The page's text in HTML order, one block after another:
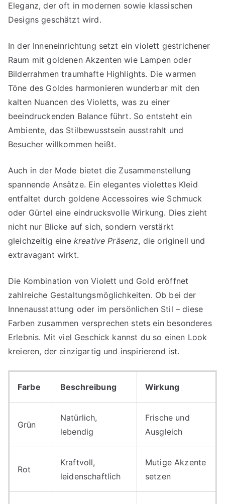
Eleganz, der oft in modernen sowie klassischen
Designs geschätzt wird.
In der Inneneinrichtung setzt ein violett gestrichener
Raum mit goldenen Akzenten wie Lampen oder
Bilderrahmen traumhafte Highlights. Die warmen
Töne des Goldes harmonieren wunderbar mit den
kalten Nuancen des Violetts, was zu einer
beeindruckenden Balance führt. So entsteht ein
Ambiente, das Stilbewusstsein ausstrahlt und
Besucher willkommen heißt.
Auch in der Mode bietet die Zusammenstellung
spannende Ansätze. Ein elegantes violettes Kleid
entfaltet durch goldene Accessoires wie Schmuck
oder Gürtel eine eindrucksvolle Wirkung. Dies zieht
nicht nur Blicke auf sich, sondern verstärkt
gleichzeitig eine kreative Präsenz, die originell und
extravagant wirkt.
Die Kombination von Violett und Gold eröffnet
zahlreiche Gestaltungsmöglichkeiten. Ob bei der
Innenausstattung oder im persönlichen Stil – diese
Farben zusammen versprechen stets ein besonderes
Erlebnis. Mit viel Geschick kannst du so einen Look
kreieren, der einzigartig und inspirierend ist.
Farbe Beschreibung Wirkung
Grün
Natürlich,
lebendig
Frische und
Ausgleich
Rot
Kraftvoll,
leidenschaftlich
Mutige Akzente
setzen